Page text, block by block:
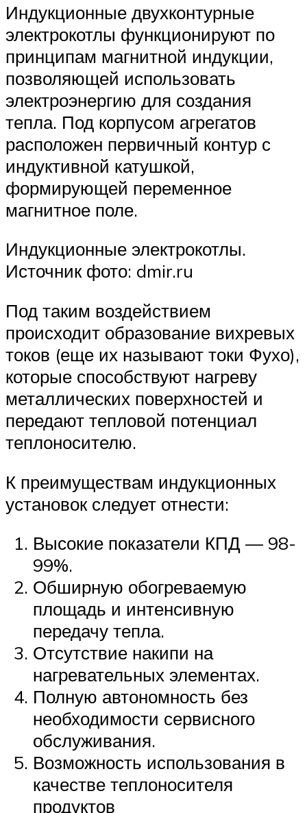
Индукционные двухконтурные
электрокотлы функционируют по
принципам магнитной индукции,
позволяющей использовать
электроэнергию для создания
тепла. Под корпусом агрегатов
расположен первичный контур с
индуктивной катушкой,
формирующей переменное
магнитное поле.
Индукционные электрокотлы.
Источник фото: dmir.ru
Под таким воздействием
происходит образование вихревых
токов (еще их называют токи Фухо),
которые способствуют нагреву
металлических поверхностей и
передают тепловой потенциал
теплоносителю.
К преимуществам индукционных
установок следует отнести:
Высокие показатели КПД — 98-
99%.
Обширную обогреваемую
площадь и интенсивную
передачу тепла.
Отсутствие накипи на
нагревательных элементах.
Полную автономность без
необходимости сервисного
обслуживания.
Возможность использования в
качестве теплоносителя
продуктов